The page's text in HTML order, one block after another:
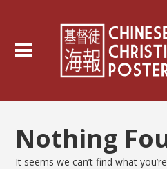
Nothing
It seems we can’t find what